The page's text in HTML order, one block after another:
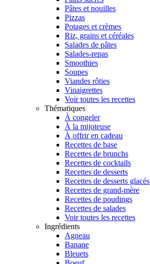
Pâtes et nouilles
Pizzas
Potages et crèmes
Riz, grains et céréales
Salades de pâtes
Salades-repas
Smoothies
Soupes
Viandes rôties
Vinaigrettes
Voir toutes les recettes
Thématiques
À congeler
À la mijoteuse
À offrir en cadeau
Recettes de base
Recettes de brunchs
Recettes de cocktails
Recettes de desserts
Recettes de desserts glacés
Recettes de grand-mère
Recettes de poudings
Recettes de salades
Voir toutes les recettes
Ingrédients
Agneau
Banane
Bleuets